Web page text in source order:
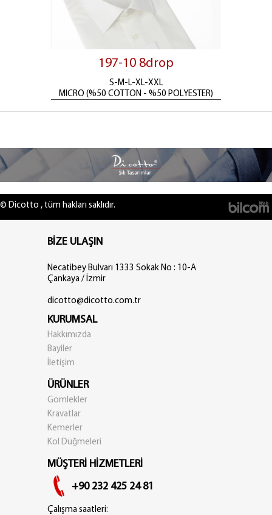
197-10 8drop
S-M-L-XL-XXL
MICRO (%50 COTTON - %50 POLYESTER)
© Dicotto , tüm hakları saklıdır.
BİZE ULAŞIN
Necatibey Bulvarı 1333 Sokak No : 10-A
Çankaya / İzmir
dicotto@dicotto.com.tr
KURUMSAL
Hakkımızda
Bayiler
İletişim
ÜRÜNLER
Gömlekler
Kravatlar
Kemerler
Kol Düğmeleri
MÜŞTERİ HİZMETLERİ
+90 232 425 24 81
Çalışma saatleri: